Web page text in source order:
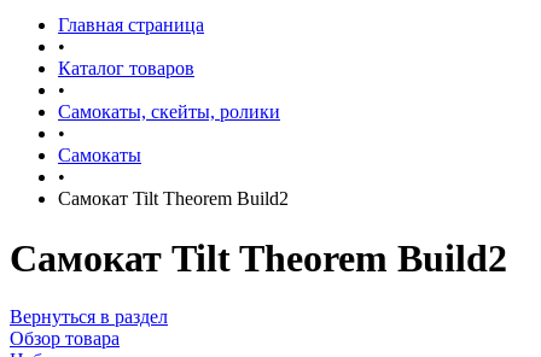
Главная страница
•
Каталог товаров
•
Самокаты, скейты, ролики
•
Самокаты
•
Самокат Tilt Theorem Build2
Самокат Tilt Theorem Build2
Вернуться в раздел
Обзор товара